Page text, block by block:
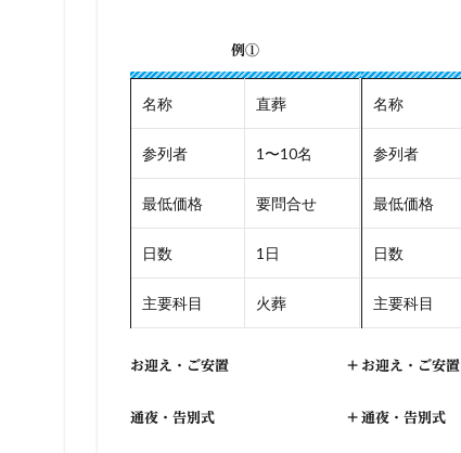
例①
名称 直葬
参列者 1〜10名
最低価格 要問合せ
日数 1日
主要科目 火葬
お迎え・ご安置 +
通夜・告別式 +
名称
参列者
最低価格
日数
主要科目
お迎え・ご安置
通夜・告別式